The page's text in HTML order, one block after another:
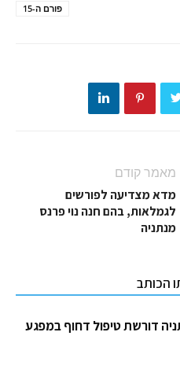
פורם ה-15
מאמר קודם
מדא מצדיעה לפורשים
לגמלאות, בהם חנה נוי פרנס
מנתניה
הכותב
דורשת טיפול דחוף במפגע